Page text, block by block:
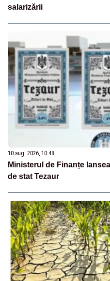
salarizării
10 aug. 2026, 10:48
Ministerul de Finanțe
de stat Tezaur